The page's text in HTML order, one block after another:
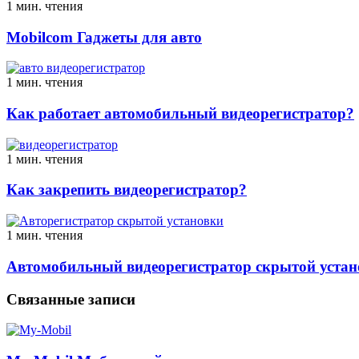
1 мин. чтения
Mobilcom Гаджеты для авто
1 мин. чтения
Как работает автомобильный видеорегистратор?
1 мин. чтения
Как закрепить видеорегистратор?
1 мин. чтения
Автомобильный видеорегистратор скрытой
Связанные записи